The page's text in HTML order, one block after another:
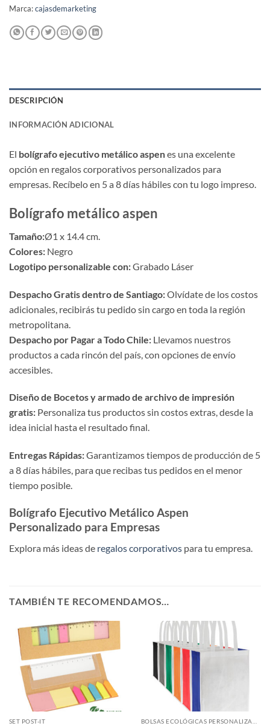
Marca:cajasdemarketing
DESCRIPCIÓN
INFORMACIÓN ADICIONAL
El bolígrafo ejecutivo metálico aspenes una excelente
opción en regalos corporativos personalizados para
empresas. Recíbelo en 5 a 8 días hábiles con tu logo impreso.
Bolígrafo metálico aspen
Tamaño:Ø1 x 14.4 cm.
Colores: Negro
Logotipo personalizable con:Grabado Láser
Despacho Gratis dentro de Santiago:Olvídate de los costos
adicionales, recibirás tu pedido sin cargo en toda la región
metropolitana.
Despacho por Pagar a Todo Chile: Llevamos nuestros
productos a cada rincón del país, con opciones de envío
accesibles.
Diseño de Bocetos y armado de archivo de impresión
gratis: Personaliza tus productos sin costos extras, desde la
idea inicial hasta el resultado final.
Entregas Rápidas:Garantizamos tiempos de producción de 5
a 8 días hábiles, para que recibas tus pedidos en el menor
tiempo posible.
Bolígrafo Ejecutivo Metálico Aspen
Personalizado para Empresas
Explora más ideas de regalos corporativos para tu empresa.
TAMBIÉN TE RECOMENDAMOS…
SET POST-IT BOLSAS ECOLÓGICAS PERSONALIZADAS